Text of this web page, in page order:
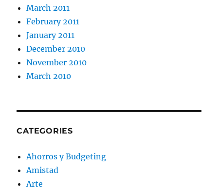
March 2011
February 2011
January 2011
December 2010
November 2010
March 2010
CATEGORIES
Ahorros y Budgeting
Amistad
Arte